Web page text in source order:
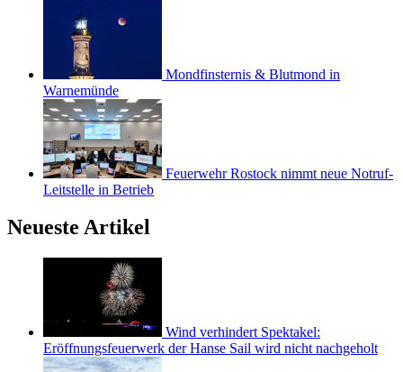
Mondfinsternis & Blutmond in
Warnemünde
Feuerwehr Rostock nimmt neue Notruf-
Leitstelle in Betrieb
Neueste Artikel
Wind verhindert Spektakel:
Eröffnungsfeuerwerk der Hanse Sail wird nicht nachgeholt